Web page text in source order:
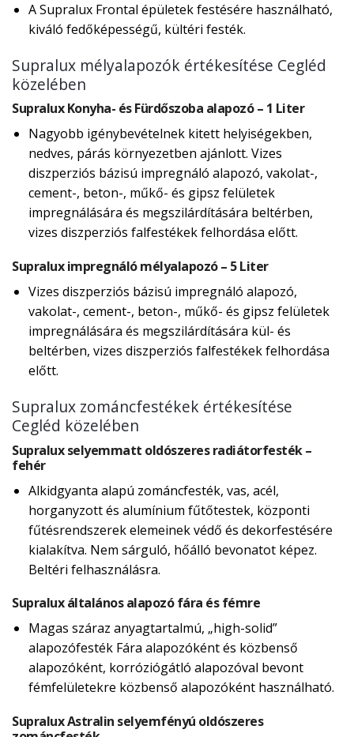
A Supralux Frontal épületek festésére használható,
kiváló fedőképességű, kültéri festék.
Supralux mélyalapozók értékesítése Cegléd
közelében
Supralux Konyha- és Fürdőszoba alapozó – 1 Liter
Nagyobb igénybevételnek kitett helyiségekben,
nedves, párás környezetben ajánlott. Vizes
diszperziós bázisú impregnáló alapozó, vakolat-,
cement-, beton-, műkő- és gipsz felületek
impregnálására és megszilárdítására beltérben,
vizes diszperziós falfestékek felhordása előtt.
Supralux impregnáló mélyalapozó – 5 Liter
Vizes diszperziós bázisú impregnáló alapozó,
vakolat-, cement-, beton-, műkő- és gipsz felületek
impregnálására és megszilárdítására kül- és
beltérben, vizes diszperziós falfestékek felhordása
előtt.
Supralux zománcfestékek értékesítése
Cegléd közelében
Supralux selyemmatt oldószeres radiátorfesték –
fehér
Alkidgyanta alapú zománcfesték, vas, acél,
horganyzott és alumínium fűtőtestek, központi
fűtésrendszerek elemeinek védő és dekorfestésére
kialakítva. Nem sárguló, hőálló bevonatot képez.
Beltéri felhasználásra.
Supralux általános alapozó fára és fémre
Magas száraz anyagtartalmú, „high-solid”
alapozófesték Fára alapozóként és közbenső
alapozóként, korróziógátló alapozóval bevont
fémfelületekre közbenső alapozóként használható.
Supralux Astralin selyemfényú oldószeres